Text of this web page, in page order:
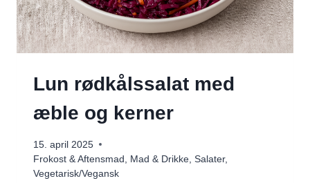
Lun rødkålssalat med
æble og kerner
15. april 2025
Frokost & Aftensmad
Mad & Drikke Salater,
Vegetarisk/Vegansk